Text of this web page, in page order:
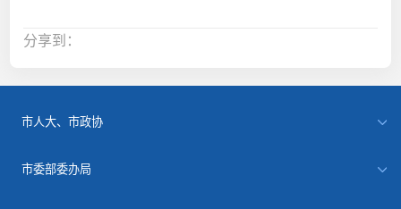
分享到：
市人大、市政协
市委部委办局